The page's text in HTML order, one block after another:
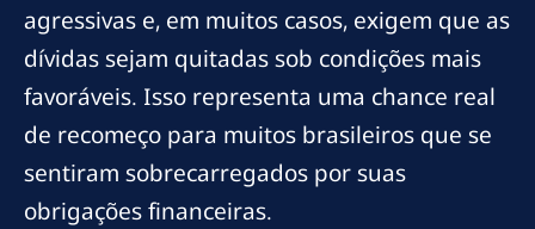
agressivas e, em muitos casos, exigem que as
dívidas sejam quitadas sob condições mais
favoráveis. Isso representa uma chance real
de recomeço para muitos brasileiros que se
sentiram sobrecarregados por suas
obrigações financeiras.